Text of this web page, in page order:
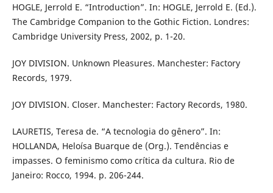
HOGLE, Jerrold E. “Introduction”. In: HOGLE, Jerrold E. (Ed.).
The Cambridge Companion to the Gothic Fiction. Londres:
Cambridge University Press, 2002, p. 1-20.
JOY DIVISION. Unknown Pleasures. Manchester: Factory
Records, 1979.
JOY DIVISION. Closer. Manchester: Factory Records, 1980.
LAURETIS, Teresa de. “A tecnologia do gênero”. In:
HOLLANDA, Heloísa Buarque de (Org.). Tendências e
impasses. O feminismo como crítica da cultura. Rio de
Janeiro: Rocco, 1994. p. 206-244.